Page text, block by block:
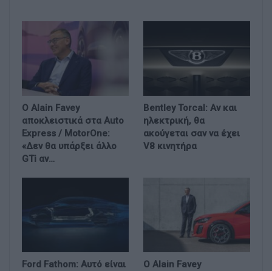
Ο Alain Favey
αποκλειστικά στα Auto
Express / MotorOne:
«Δεν θα υπάρξει άλλο
GTi αν…
Bentley Torcal: Αν και
ηλεκτρική, θα
ακούγεται σαν να έχει
V8 κινητήρα
Ford Fathom: Αυτό είναι
Ο Alain Favey